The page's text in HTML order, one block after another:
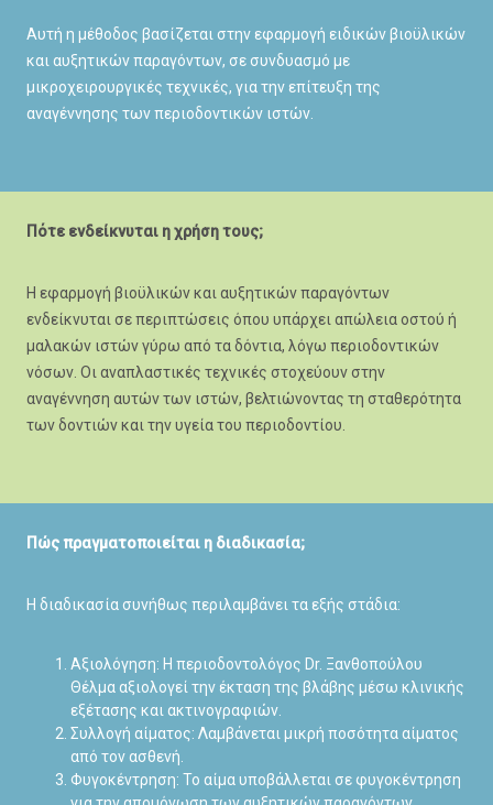
Αυτή η μέθοδος βασίζεται στην εφαρμογή ειδικών βιοϋλικών
και αυξητικών παραγόντων, σε συνδυασμό με
μικροχειρουργικές τεχνικές, για την επίτευξη της
αναγέννησης των περιοδοντικών ιστών.
Πώς πραγματοποιείται η διαδικασία;
Η διαδικασία συνήθως περιλαμβάνει τα εξής στάδια:
Αξιολόγηση: Η περιοδοντολόγος Dr. Ξανθοπούλου
Θέλμα αξιολογεί την έκταση της βλάβης μέσω κλινικής
εξέτασης και ακτινογραφιών.
Συλλογή αίματος: Λαμβάνεται μικρή ποσότητα αίματος
από τον ασθενή.
Φυγοκέντρηση: Το αίμα υποβάλλεται σε φυγοκέντρηση
Πότε ενδείκνυται η χρήση τους;
Η εφαρμογή βιοϋλικών και αυξητικών παραγόντων
ενδείκνυται σε περιπτώσεις όπου υπάρχει απώλεια οστού ή
μαλακών ιστών γύρω από τα δόντια, λόγω περιοδοντικών
νόσων. Οι αναπλαστικές τεχνικές στοχεύουν στην
αναγέννηση αυτών των ιστών, βελτιώνοντας τη σταθερότητα
των δοντιών και την υγεία του περιοδοντίου.